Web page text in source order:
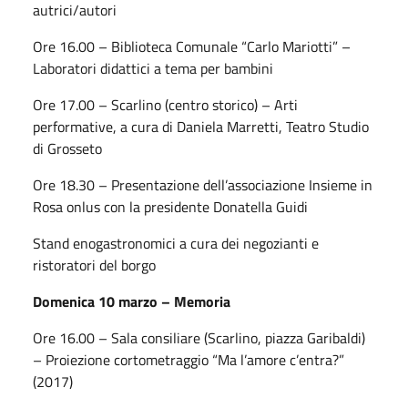
autrici/autori
Ore 16.00 – Biblioteca Comunale “Carlo Mariotti” –
Laboratori didattici a tema per bambini
Ore 17.00 – Scarlino (centro storico) – Arti
performative, a cura di Daniela Marretti, Teatro Studio
di Grosseto
Ore 18.30 – Presentazione dell’associazione Insieme in
Rosa onlus con la presidente Donatella Guidi
Stand enogastronomici a cura dei negozianti e
ristoratori del borgo
Domenica 10 marzo – Memoria
Ore 16.00 – Sala consiliare (Scarlino, piazza Garibaldi)
– Proiezione cortometraggio “Ma l’amore c’entra?”
(2017)